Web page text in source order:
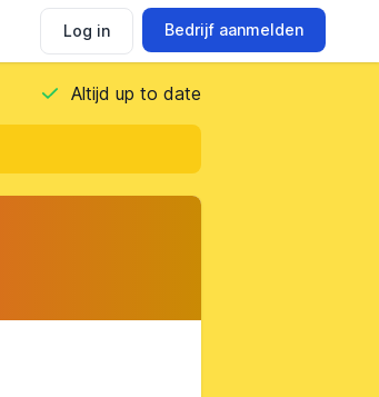
Log in Bedrijf aanmelden
Altijd up to date